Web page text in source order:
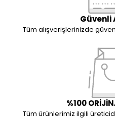
Güvenli
Tüm alışverişlerinizde
%100
Tüm ürünlerimiz ilgili